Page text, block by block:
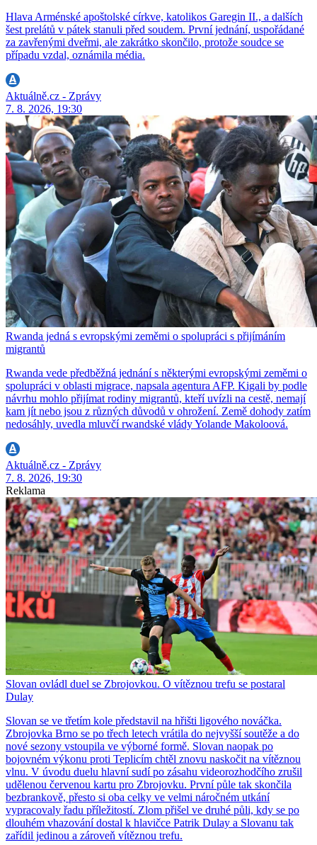
Hlava Arménské apoštolské církve, katolikos Garegin II., a dalších
šest prelátů v pátek stanuli před soudem. První jednání, uspořádané
za zavřenými dveřmi, ale zakrátko skončilo, protože soudce se
případu vzdal, oznámila média.
Aktuálně.cz - Zprávy
7. 8. 2026, 19:30
Rwanda jedná s evropskými zeměmi o spolupráci s přijímáním
migrantů
Rwanda vede předběžná jednání s některými evropskými zeměmi o
spolupráci v oblasti migrace, napsala agentura AFP. Kigali by podle
návrhu mohlo přijímat rodiny migrantů, kteří uvízli na cestě, nemají
kam jít nebo jsou z různých důvodů v ohrožení. Země dohody zatím
nedosáhly, uvedla mluvčí rwandské vlády Yolande Makoloová.
Aktuálně.cz - Zprávy
7. 8. 2026, 19:30
Reklama
Slovan ovládl duel se Zbrojovkou. O vítěznou trefu se postaral
Dulay
Slovan se ve třetím kole představil na hřišti ligového nováčka.
Zbrojovka Brno se po třech letech vrátila do nejvyšší soutěže a do
nové sezony vstoupila ve výborné formě. Slovan naopak po
bojovném výkonu proti Teplicím chtěl znovu naskočit na vítěznou
vlnu. V úvodu duelu hlavní sudí po zásahu videorozhodčího zrušil
udělenou červenou kartu pro Zbrojovku. První půle tak skončila
bezbrankově, přesto si oba celky ve velmi náročném utkání
vypracovaly řadu příležitostí. Zlom přišel ve druhé půli, kdy se po
dlouhém vhazování dostal k hlavičce Patrik Dulay a Slovanu tak
zařídil jedinou a zároveň vítěznou trefu.